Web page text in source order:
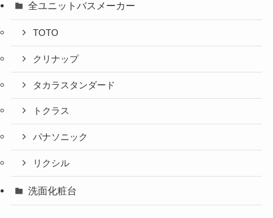
全ユニットバスメーカー
TOTO
クリナップ
タカラスタンダード
トクラス
パナソニック
リクシル
洗面化粧台